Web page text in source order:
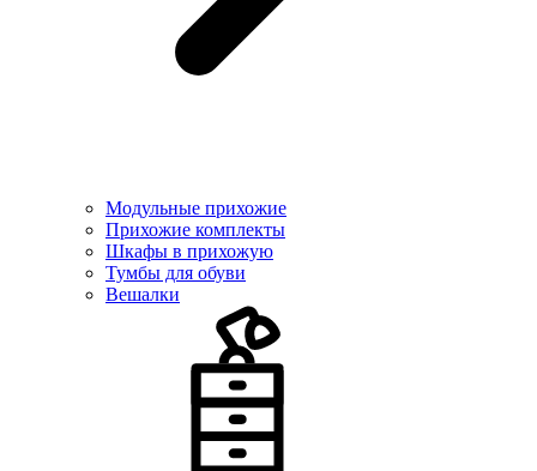
Модульные прихожие
Прихожие комплекты
Шкафы в прихожую
Тумбы для обуви
Вешалки